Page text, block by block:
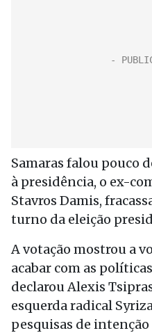
Samaras falou pouco
à presidência, o ex-
Stavros Damis,
turno da eleição
A votação mostrou a
acabar com as
declarou Alexis
esquerda radical
pesquisas de intenção